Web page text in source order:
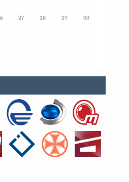
27 28 29 30